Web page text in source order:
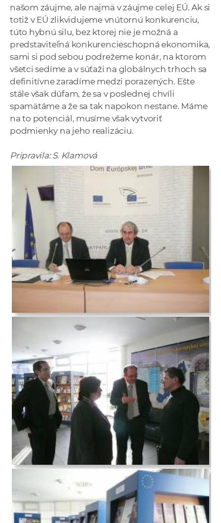
našom záujme, ale najmä v záujme celej EÚ. Ak si
totiž v EÚ zlikvidujeme vnútornú konkurenciu,
túto hybnú silu, bez ktorej nie je možná a
predstaviteľná konkurencieschopná ekonomika,
sami si pod sebou podrežeme konár, na ktorom
všetci sedíme a v súťaži na globálnych trhoch sa
definitívne zaradíme medzi porazených. Ešte
stále však dúfam, že sa v poslednej chvíli
spamätáme a že sa tak napokon nestane. Máme
na to potenciál, musíme však vytvoriť
podmienky na jeho realizáciu.
Pripravila: S. Klamová